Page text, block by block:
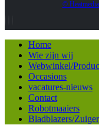
©
Home
Wie zijn wij
Webwinkel/
Occasions
vacatures-nieuws
Contact
Robotmaaiers
Bladblazers/